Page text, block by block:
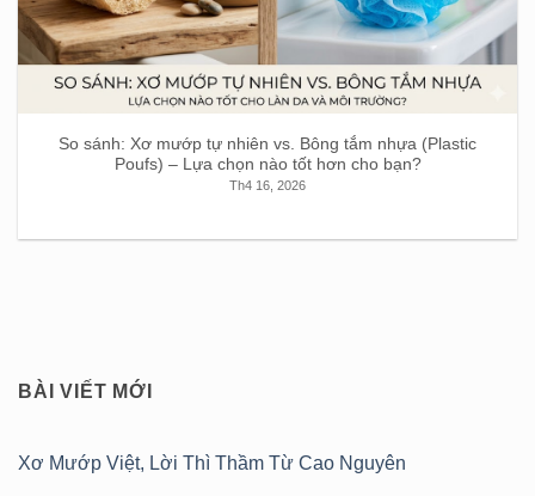
So sánh: Xơ mướp tự nhiên vs. Bông tắm nhựa (Plastic
Poufs) – Lựa chọn nào tốt hơn cho bạn?
Th4 16, 2026
BÀI VIẾT MỚI
Xơ Mướp Việt, Lời Thì Thầm Từ Cao Nguyên